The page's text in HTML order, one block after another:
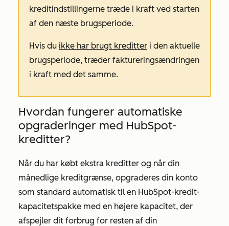
kreditindstillingerne træde i kraft ved starten
af den næste brugsperiode.
Hvis du ikke har brugt kreditter i den aktuelle
brugsperiode, træder faktureringsændringen
i kraft med det samme.
Hvordan fungerer automatiske
opgraderinger med HubSpot-
kreditter?
Når du har købt ekstra kreditter og når din
månedlige kreditgrænse, opgraderes din konto
som standard automatisk til en HubSpot-kredit-
kapacitetspakke med en højere kapacitet, der
afspejler dit forbrug for resten af din